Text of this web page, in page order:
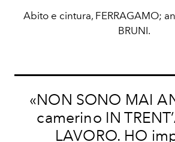
Abito e cintura, FERRAGAMO;
BRUNI.
«NON SONO MAI
camerino IN
LAVORO. HO